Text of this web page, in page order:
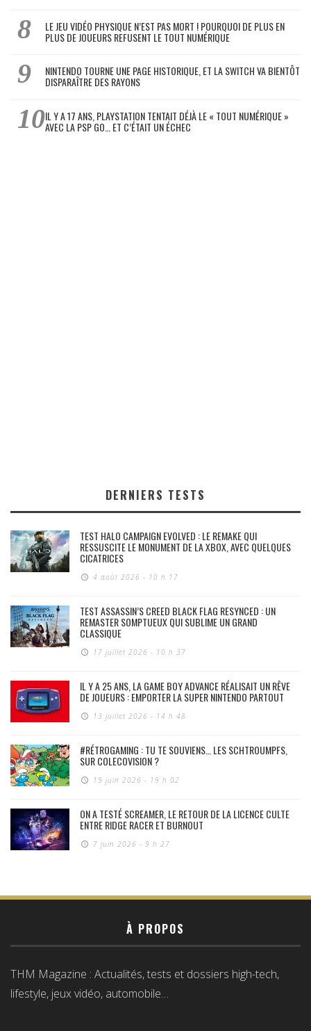
LE JEU VIDÉO PHYSIQUE N’EST PAS MORT ! POURQUOI DE PLUS EN
PLUS DE JOUEURS REFUSENT LE TOUT NUMÉRIQUE
NINTENDO TOURNE UNE PAGE HISTORIQUE, ET LA SWITCH VA BIENTÔT
DISPARAÎTRE DES RAYONS
IL Y A 17 ANS, PLAYSTATION TENTAIT DÉJÀ LE « TOUT NUMÉRIQUE »
AVEC LA PSP GO… ET C’ÉTAIT UN ÉCHEC
DERNIERS TESTS
TEST HALO CAMPAIGN EVOLVED : LE REMAKE QUI
RESSUSCITE LE MONUMENT DE LA XBOX, AVEC QUELQUES
CICATRICES
4 août 2026 - 10 h 17
TEST ASSASSIN’S CREED BLACK FLAG RESYNCED : UN
REMASTER SOMPTUEUX QUI SUBLIME UN GRAND
CLASSIQUE
17 juillet 2026 - 10 h 37
IL Y A 25 ANS, LA GAME BOY ADVANCE RÉALISAIT UN RÊVE
DE JOUEURS : EMPORTER LA SUPER NINTENDO PARTOUT
13 juillet 2026 - 14 h 48
#RÉTROGAMING : TU TE SOUVIENS… LES SCHTROUMPFS,
SUR COLECOVISION ?
19 juin 2026 - 19 h 02
ON A TESTÉ SCREAMER, LE RETOUR DE LA LICENCE CULTE
ENTRE RIDGE RACER ET BURNOUT
7 juin 2026 - 9 h 27
À PROPOS
THM Magazine : Actualités, tests et dossiers high-tech,
lifestyle, jeux vidéo, automobile…